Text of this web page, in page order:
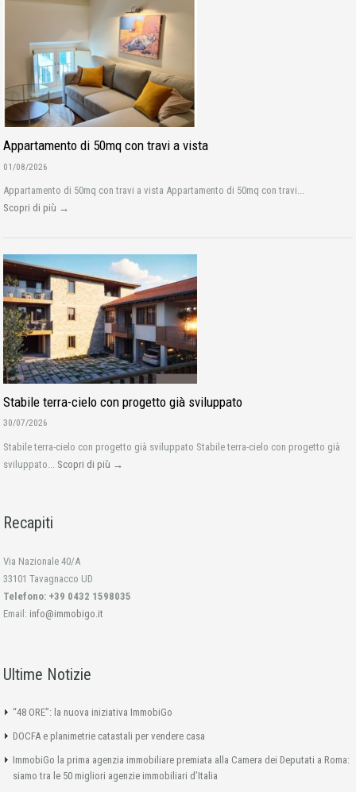
Appartamento di 50mq con travi a vista
01/08/2026
Appartamento di 50mq con travi a vista Appartamento di 50mq con travi...
Scopri di più →
Stabile terra-cielo con progetto già sviluppato
30/07/2026
Stabile terra-cielo con progetto già sviluppato Stabile terra-cielo con progetto già
sviluppato... Scopri di più →
Recapiti
Via Nazionale 40/A
33101 Tavagnacco UD
Telefono: +39 0432 1598035
Email: info@immobigo.it
Ultime Notizie
“48 ORE”: la nuova iniziativa ImmobiGo
DOCFA e planimetrie catastali per vendere casa
ImmobiGo la prima agenzia immobiliare premiata alla Camera dei Deputati a Roma:
siamo tra le 50 migliori agenzie immobiliari d’Italia